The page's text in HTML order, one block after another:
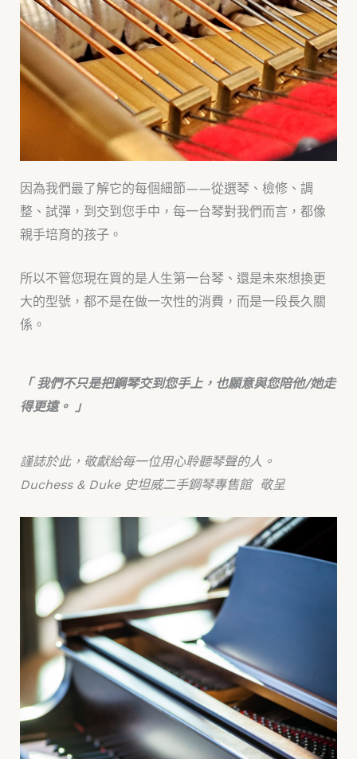
因為我們最了解它的每個細節——從選琴、檢修、調
整、試彈，到交到您手中，每一台琴對我們而言，都像
親手培育的孩子。
所以不管您現在買的是人生第一台琴、還是未來想換更
大的型號，都不是在做一次性的消費，而是一段長久關
係。
「 我們不只是把鋼琴交到您手上，也願意與您陪他/她走
得更遠。 」
謹誌於此，敬獻給每一位用心聆聽琴聲的人。
Duchess & Duke 史坦威二手鋼琴專售館 敬呈